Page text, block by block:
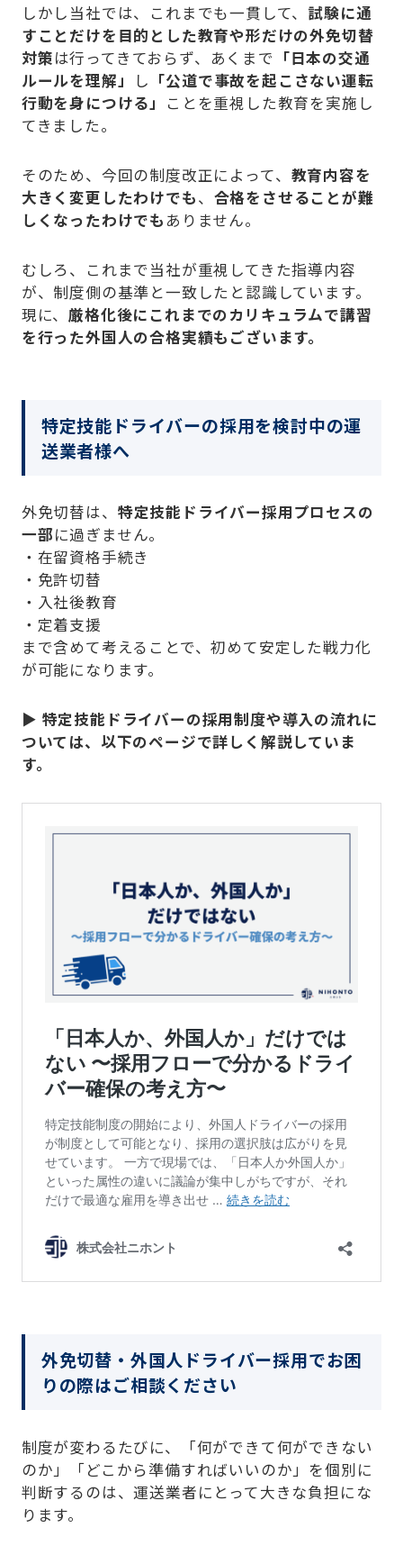
しかし当社では、これまでも一貫して、 試験に通
すことだけを目的とした教育や形だけの外免切替
対策は行ってきておらず、あくまで 「日本の交通
ルールを理解」
し 「公道で事故を起こさない運転
行動を身につける」
ことを重視した教育を実施し
てきました。
そのため、今回の制度改正によって、 教育内容を
大きく変更したわけでも、 合格をさせることが難
しくなったわけでも ありません。
むしろ、これまで当社が重視してきた指導内容
が、制度側の基準と一致したと認識しています。
現に、厳格化後にこれまでのカリキュラムで講習
を行った外国人の合格実績もございます。
特定技能ドライバーの採用を検討中の運
送業者様へ
外免切替は、 特定技能ドライバー採用プロセスの
一部に過ぎません。
・在留資格手続き
・免許切替
・入社後教育
・定着支援
まで含めて考えることで、初めて安定した戦力化
が可能になります。
▶ 特定技能ドライバーの採用制度や導入の流れに
ついては、以下のページで詳しく解説していま
す。
外免切替・外国人ドライバー採用でお困
りの際はご相談ください
制度が変わるたびに、「何ができて何ができない
のか」「どこから準備すればいいのか」を個別に
判断するのは、運送業者にとって大きな負担にな
ります。